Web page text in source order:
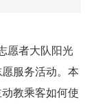
愿者大队阳光
服务活动。本
教乘客如何使